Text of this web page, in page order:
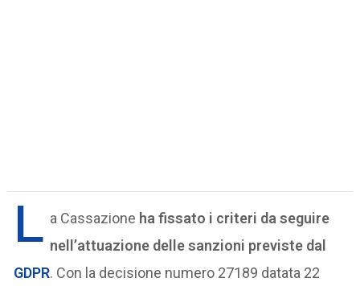
L a Cassazione ha fissato i criteri da seguire
nell’attuazione delle sanzioni previste dal
GDPR. Con la decisione numero 27189 datata 22